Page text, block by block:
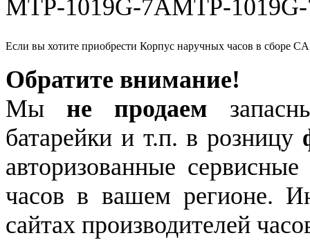
MTP-1019G-7AMTP-
Если вы хотите приобрести Корпус наручных часов в сборе
Обратите внимание!
Мы не продаем
батарейки и т.п. в розницу
авторизованные
часов в вашем регионе.
сайтах производителей